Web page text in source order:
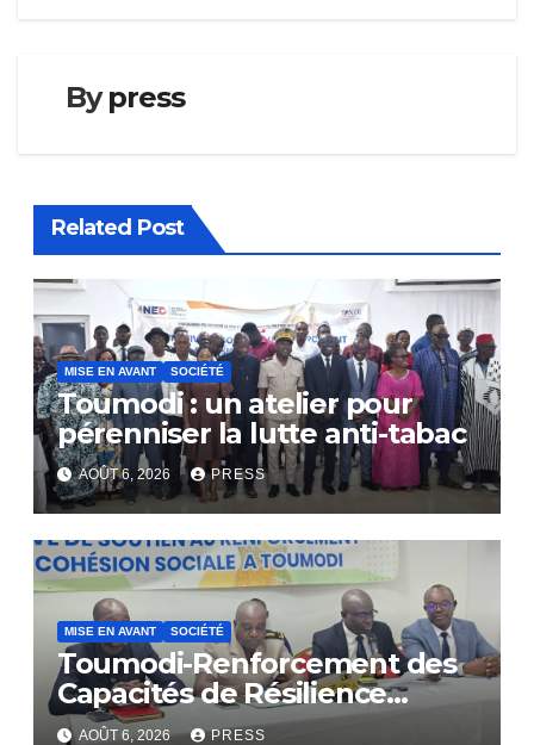
Bypress
Related Post
MISE EN AVANT SOCIÉTÉ
Toumodi : un atelier pour
pérenniser la lutte anti-tabac
AOÛT 6, 2026 PRESS
MISE EN AVANT SOCIÉTÉ
Toumodi-Renforcement des
Capacités de Résilience
Communautaire
AOÛT 6, 2026 PRESS